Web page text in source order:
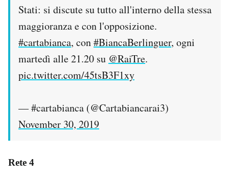
Stati: si discute su tutto all'interno della stessa
maggioranza e con l'opposizione.
#cartabianca, con#BiancaBerlinguer, ogni
martedì alle 21.20 su @RaiTre.
pic.twitter.com/45tsB3F1xy
— #cartabianca (@Cartabiancarai3)
November 30, 2019
Rete 4